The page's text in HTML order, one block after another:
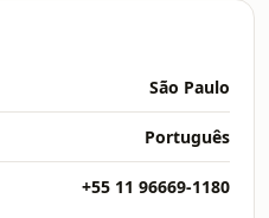
São Paulo
Português
+55 11 96669-1180